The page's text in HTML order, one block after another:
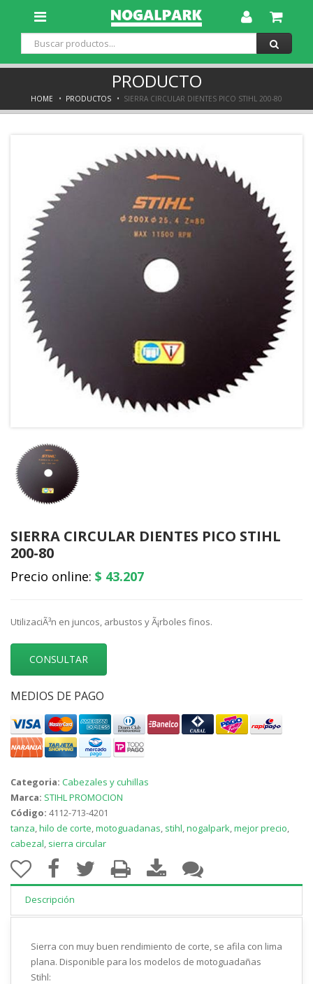
Toggle
Dropdown
PRODUCTO
HOME PRODUCTOS SIERRA CIRCULAR DIENTES PICO STIHL 200-80
SIERRA CIRCULAR DIENTES PICO STIHL
200-80
Precio online: $ 43.207
UtilizaciÃ³n en juncos, arbustos y Ã¡rboles finos.
CONSULTAR
MEDIOS DE PAGO
Categoria: Cabezales y cuhillas
Marca: STIHL PROMOCION
Código: 4112-713-4201
tanza,hilo de corte,motoguadanas, stihl,nogalpark,mejor precio,
cabezal, sierra circular
Descripción
Sierra con muy buen rendimiento de corte, se afila con lima
plana. Disponible para los modelos de motoguadañas
Stihl: